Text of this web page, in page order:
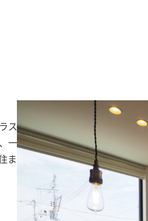
スのような爽やかなダイニング。
一日中陽当たりの良いＬＤＫ。
まいです。